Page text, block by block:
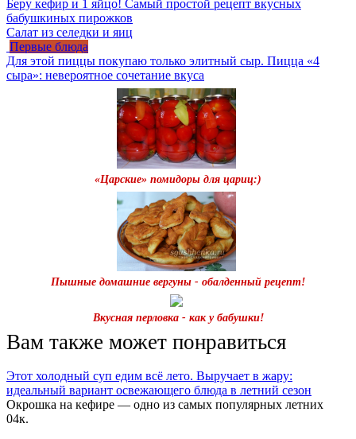
Беру кефир и 1 яйцо! Самый простой рецепт вкусных
бабушкиных пирожков
Салат из селедки и яиц
Первые блюда
Для этой пиццы покупаю только элитный сыр. Пицца «4
сыра»: невероятное сочетание вкуса
«Царские» помидоры для цариц:)
Пышные домашние вергуны - обалденный рецепт!
Вкусная перловка - как у бабушки!
Вам также может понравиться
Этот холодный суп едим всё лето. Выручает в жару:
идеальный вариант освежающего блюда в летний сезон
Окрошка на кефире — одно из самых популярных летних
04к.